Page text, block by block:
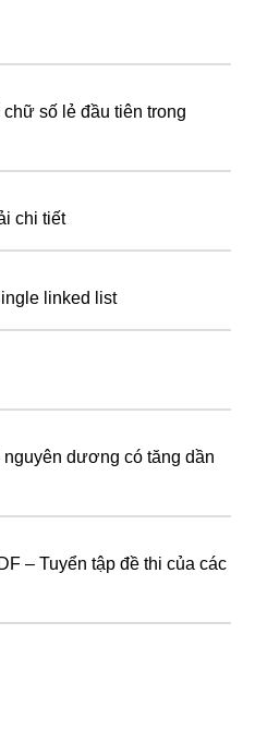
số lẻ đầu tiên trong
chi tiết
linked list
dương có tăng dần
– Tuyển tập đề thi của các